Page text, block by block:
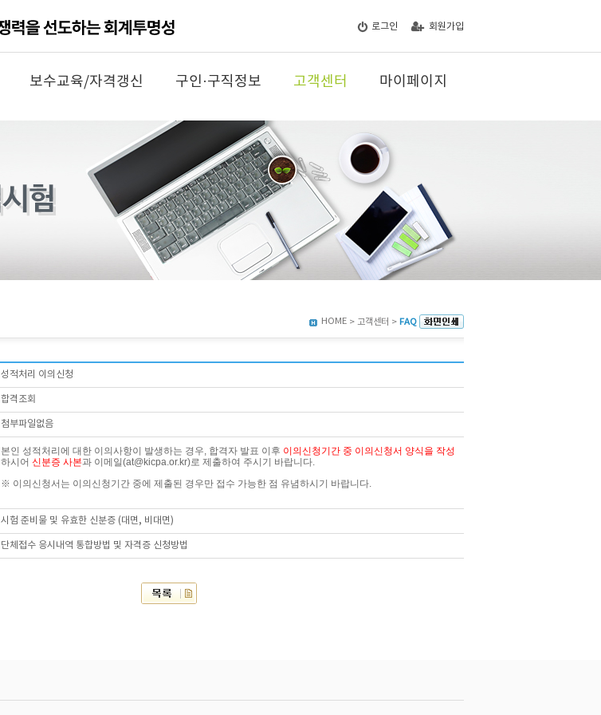
로그인 회원가입
보수교육/자격갱신 구인·구직정보 고객센터 마이페이지
HOME > 고객센터 > FAQ
성적처리 이의신청
합격조회
첨부파일없음
본인 성적처리에 대한 이의사항이 발생하는 경우, 합격자 발표 이후 이의신청기간 중 이의신청서 양식을 작성
하시어 신분증 사본과 이메일 (at@kicpa.or.kr)로 제출하여 주시기 바랍니다.
※ 이의신청서는 이의신청기간 중에 제출된 경우만 접수 가능한 점 유념하시기 바랍니다.
시험 준비물 및 유효한 신분증 (대면, 비대면)
단체접수 응시내역 통합방법 및 자격증 신청방법